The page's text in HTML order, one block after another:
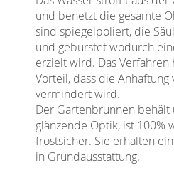
und benetzt die gesamte
sind spiegelpoliert, die
und gebürstet wodurch
erzielt wird. Das Verfahren
Vorteil, dass die Anhaftung
vermindert wird.
Der Gartenbrunnen behält
glänzende Optik, ist 100%
frostsicher. Sie erhalten
in Grundausstattung.